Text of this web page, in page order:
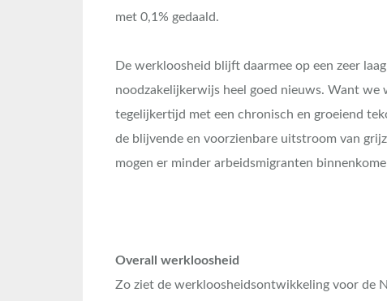
met 0,1% gedaald.
De werkloosheid blijft daarmee op een zeer
noodzakelijkerwijs heel goed nieuws. Want we
tegelijkertijd met een chronisch en groeiend
de blijvende en voorzienbare uitstroom van
mogen er minder arbeidsmigranten
Overall werkloosheid
Zo ziet de werkloosheidsontwikkeling voor de